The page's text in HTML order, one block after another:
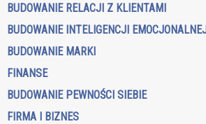
BUDOWANIE RELACJI Z KLIENTAMI
BUDOWANIE INTELIGENCJI
BUDOWANIE MARKI
FINANSE
BUDOWANIE PEWNOŚCI SIEBIE
FIRMA I BIZNES